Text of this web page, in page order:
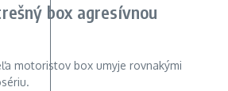
box agresívnou
motoristov box umyje rovnakými